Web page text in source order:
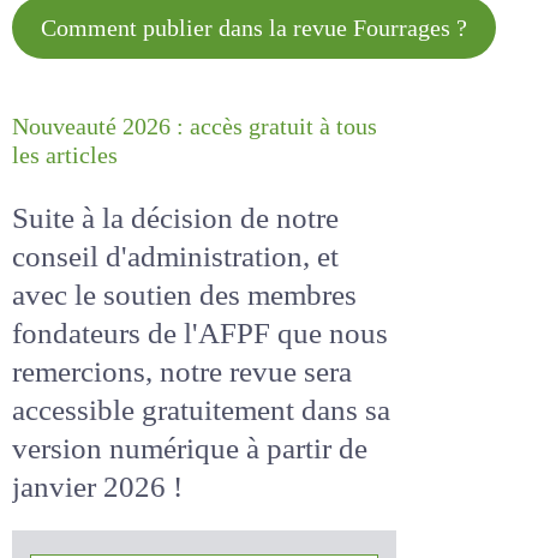
Comment publier dans la revue
Nouveauté 2026 : accès gratuit à
Suite à la décision de notre
conseil d'administration, et
avec le soutien des membres
fondateurs de l'AFPF que nous
remercions, notre revue sera
accessiblegratuitementdans
sa version numérique
de janvier 2026 !